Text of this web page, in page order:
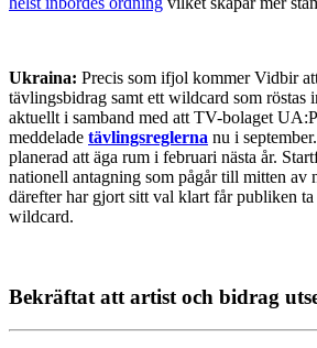
Ukraina: Precis som ifjol kommer Vidbir
tävlingsbidrag samt ett wildcard som röstas
aktuellt i samband med att TV-bolaget
meddelade tävlingsreglerna nu i
planerad att äga rum i februari nästa år.
nationell antagning som pågår till mitten av
därefter har gjort sitt val klart får publiken
wildcard.
Bekräftat att artist och bidrag